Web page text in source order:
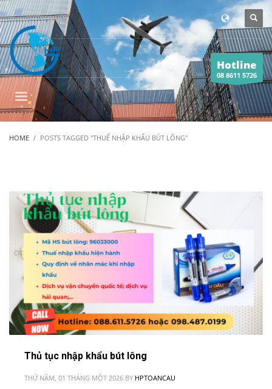
Hotline
08 8611 5726
HOME POSTS TAGGED "THUẾ NHẬP KHẨU BÚT LÔNG"
Thủ tục nhập khẩu bút lông
THỨ NĂM, 01 THÁNG MỘT 2026 BY HPTOANCAU